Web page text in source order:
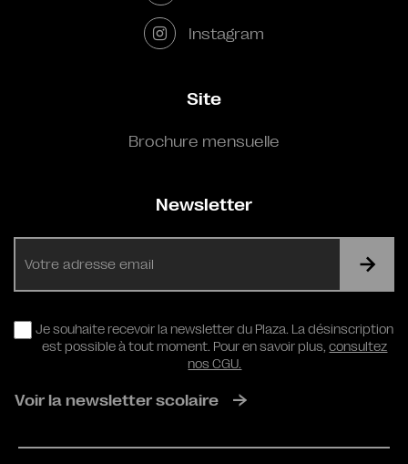
Instagram
Site
Brochure mensuelle
Newsletter
RGPD
Je souhaite recevoir la newsletter du Plaza. La désinscription
est possible à tout moment. Pour en savoir plus,consultez
nos CGU.
Voir la newsletter scolaire